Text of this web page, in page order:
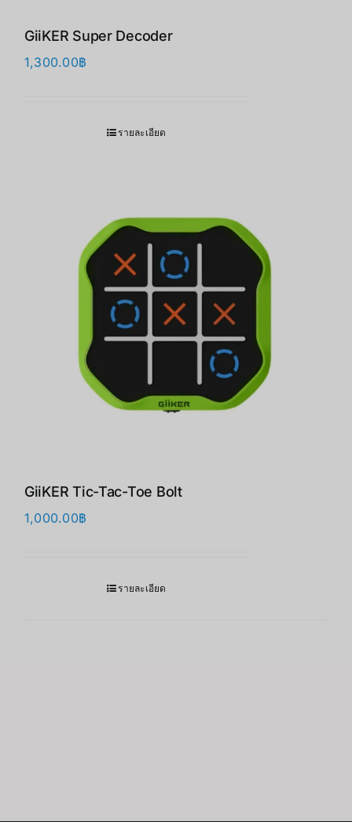
GiiKER Super Decoder
1,300.00฿
รายละเอียด
GiiKER Tic-Tac-Toe Bolt
1,000.00฿
รายละเอียด